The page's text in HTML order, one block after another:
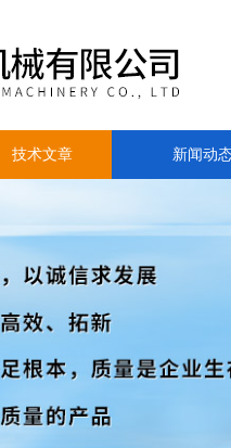
技术文章 新闻动